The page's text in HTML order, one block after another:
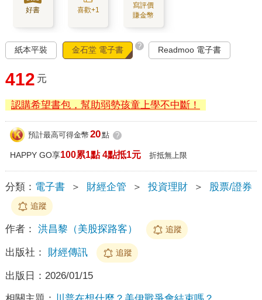
好書 喜歡+1
寫評價
賺金幣
紙本平裝 金石堂 電子書 ? Readmoo 電子書
412 元
認購希望書包，幫助弱勢孩童上學不中斷！
預計最高可得金幣 20點 ?
HAPPY GO享100累1點 4點抵1元 折抵無上限
分類： 電子書 ＞ 財經企管 ＞ 投資理財 ＞ 股票/證券
追蹤
作者： 洪昌黎（美股探路客） 追蹤
出版社： 財經傳訊 追蹤
出版日： 2026/01/15